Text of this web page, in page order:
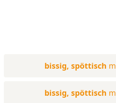
bissig, spöttisch
bissig, spöttisch